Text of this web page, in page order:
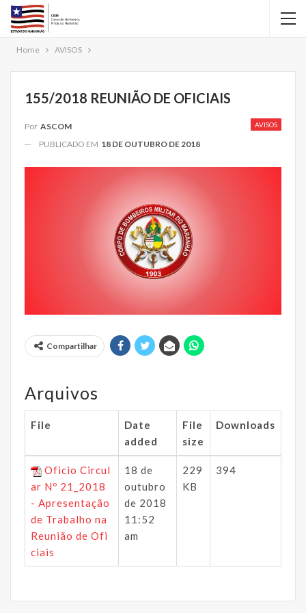
Home AVISOS
155/2018 REUNIÃO DE OFICIAIS
AVISOS
Por ASCOM
PUBLICADO EM 18 DE OUTUBRO DE 2018
Compartilhar
Arquivos
File
Date
added
File
size
Downloads
Oficio Circul
ar Nº 21_2018
- Apresentação
de Trabalho na
Reunião de Ofi
ciais
18 de
outubro
de 2018
11:52
am
229
KB
394